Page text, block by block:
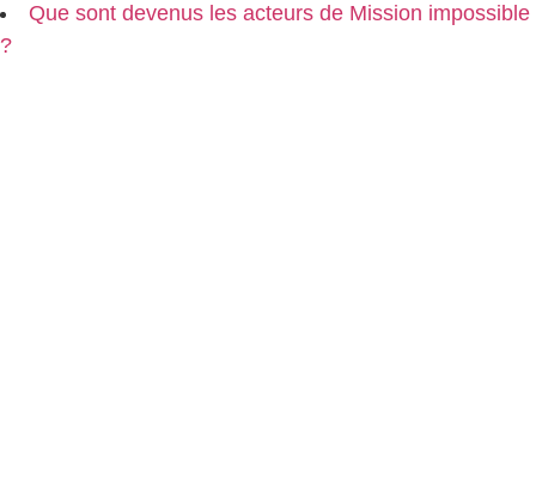
Que sont devenus les acteurs de Mission impossible
?